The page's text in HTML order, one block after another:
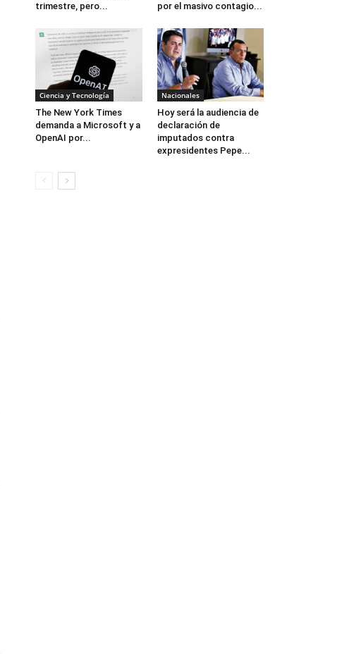
trimestre, pero...
por el masivo contagio...
Ciencia y Tecnología
The New York Times
demanda a Microsoft y a
OpenAI por...
Nacionales
Hoy será la audiencia de
declaración de
imputados contra
expresidentes Pepe...